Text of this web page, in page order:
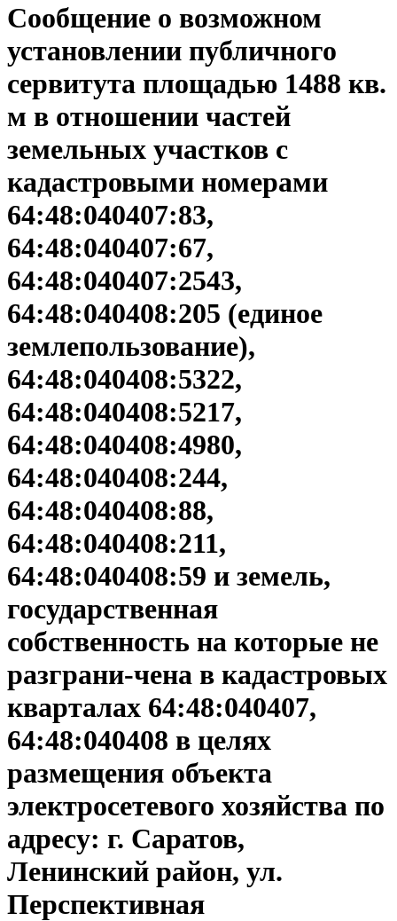
Сообщение о возможном
установлении публичного
сервитута площадью 1488 кв.
м в отношении частей
земельных участков с
кадастровыми номерами
64:48:040407:83,
64:48:040407:67,
64:48:040407:2543,
64:48:040408:205 (единое
землепользование),
64:48:040408:5322,
64:48:040408:5217,
64:48:040408:4980,
64:48:040408:244,
64:48:040408:88,
64:48:040408:211,
64:48:040408:59 и земель,
государственная
собственность на которые не
разграни-чена в кадастровых
кварталах 64:48:040407,
64:48:040408 в целях
размещения объекта
электросетевого хозяйства по
адресу: г. Саратов,
Ленинский район, ул.
Перспективная